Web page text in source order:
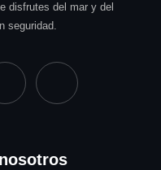
disfrutes del mar y del
seguridad.